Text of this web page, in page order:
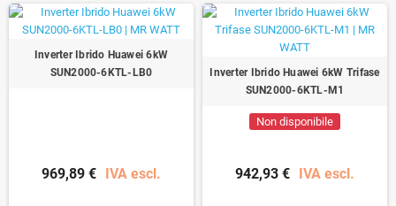
Inverter Ibrido Huawei 6kW
SUN2000-6KTL-LB0
969,89 € IVA escl.
Inverter Ibrido Huawei 6kW Trifase
SUN2000-6KTL-M1
Non disponibile
942,93 € IVA escl.